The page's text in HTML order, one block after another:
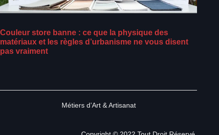
Couleur store banne : ce que la physique des
matériaux et les règles d’urbanisme ne vous disent
pas vraiment
Métiers d’Art & Artisanat